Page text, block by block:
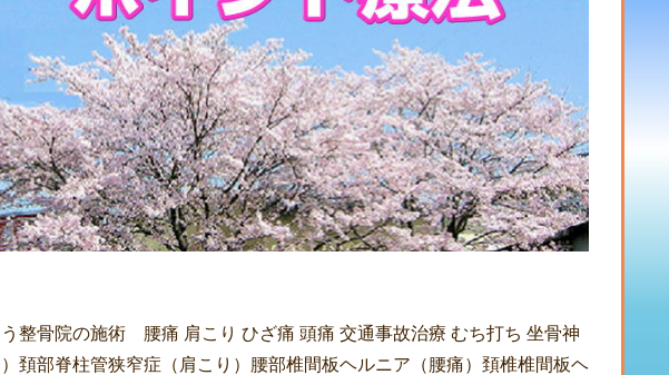
整骨院の施術 腰痛 肩こり ひざ痛 頭痛 交通事故治療 むち打ち 坐骨神
頚部脊柱管狭窄症（肩こり）腰部椎間板ヘルニア（腰痛）頚椎椎間板ヘ